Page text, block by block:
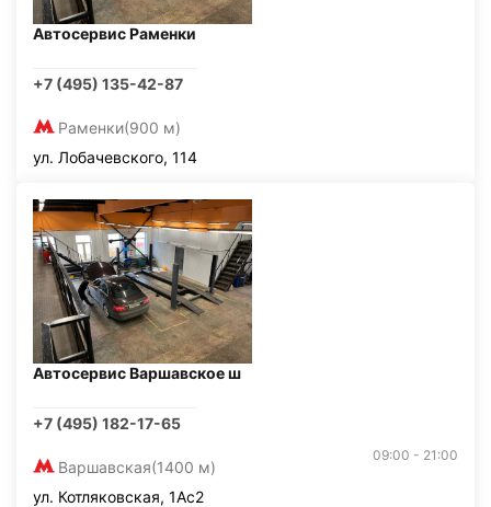
Автосервис Раменки
+7 (495) 135-42-87
Раменки(900 м)
ул. Лобачевского, 114
Автосервис Варшавское ш
+7 (495) 182-17-65
Варшавская(1400 м)
09:00 - 21:00
ул. Котляковская, 1Ас2